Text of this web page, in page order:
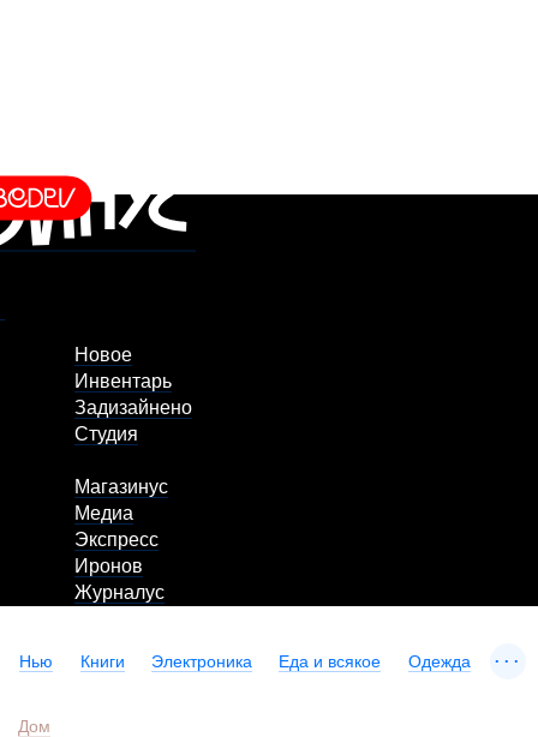
Новое
Инвентарь
Задизайнено
Студия
Магазинус
Медиа
Экспресс
Иронов
Журналус
Нью Книги Электроника Еда и всякое Одежда ...
Дом